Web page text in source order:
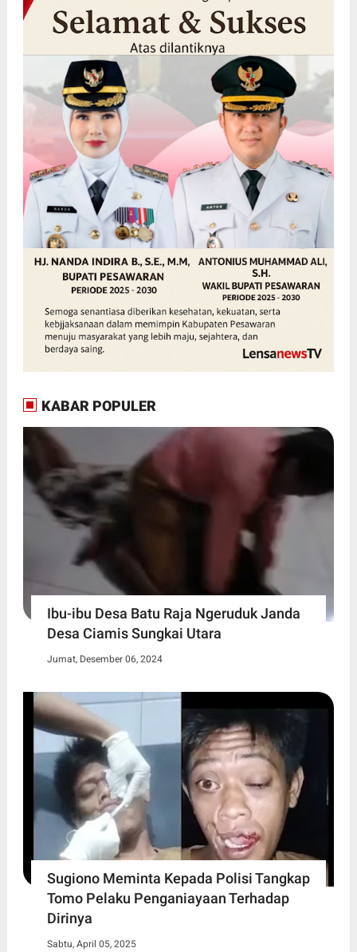
KABAR POPULER
Ibu-ibu Desa Batu Raja Ngeruduk Janda
Desa Ciamis Sungkai Utara
Jumat, Desember 06, 2024
Sugiono Meminta Kepada Polisi Tangkap
Tomo Pelaku Penganiayaan Terhadap
Dirinya
Sabtu, April 05, 2025